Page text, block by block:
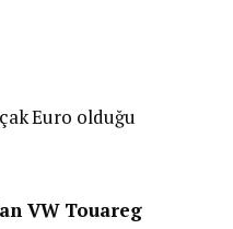
Euro olduğu
VW Touareg